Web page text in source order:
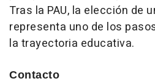
Tras la PAU, la elección de
representa uno de los
la trayectoria educativa.
Contacto